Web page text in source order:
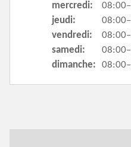
mercredi:
jeudi:
vendredi:
samedi:
dimanche: